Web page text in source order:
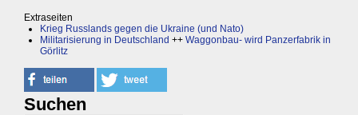
Extraseiten
Krieg Russlands gegen die Ukraine (und Nato)
Militarisierung in Deutschland ++ Waggonbau- wird Panzerfabrik in
Görlitz
Suchen